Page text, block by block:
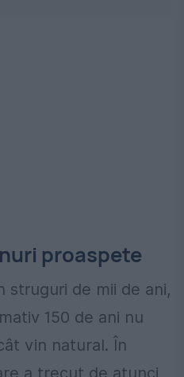
proaspete
struguri de mii de ani,
150 de ani nu
vin natural. În
a trecut de atunci,